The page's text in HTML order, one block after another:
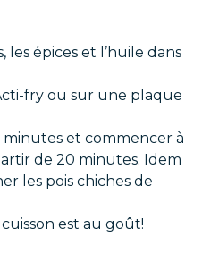
les épices et l’huile dans
fry ou sur une plaque
et commencer à
de 20 minutes. Idem
les pois chiches de
est au goût!